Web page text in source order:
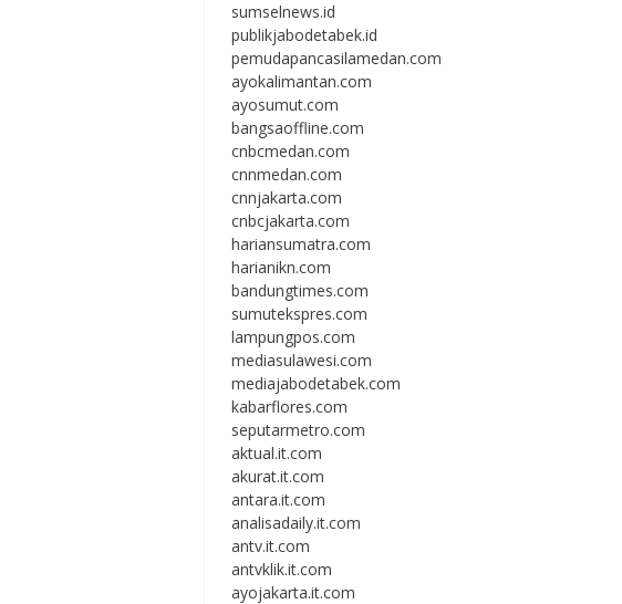
sumselnews.id
publikjabodetabek.id
pemudapancasilamedan.com
ayokalimantan.com
ayosumut.com
bangsaoffline.com
cnbcmedan.com
cnnmedan.com
cnnjakarta.com
cnbcjakarta.com
hariansumatra.com
harianikn.com
bandungtimes.com
sumutekspres.com
lampungpos.com
mediasulawesi.com
mediajabodetabek.com
kabarflores.com
seputarmetro.com
aktual.it.com
akurat.it.com
antara.it.com
analisadaily.it.com
antv.it.com
antvklik.it.com
ayojakarta.it.com